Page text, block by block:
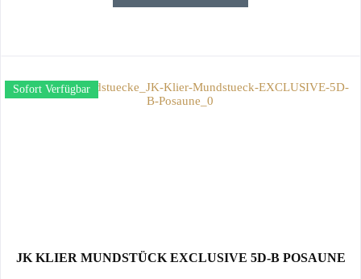
Sofort Verfügbar
JK KLIER MUNDSTÜCK EXCLUSIVE 5D-B POSAUNE